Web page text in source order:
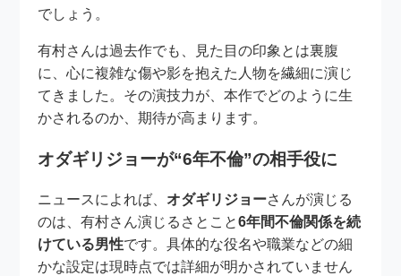
でしょう。
有村さんは過去作でも、見た目の印象とは裏腹
に、心に複雑な傷や影を抱えた人物を繊細に演じ
てきました。その演技力が、本作でどのように生
かされるのか、期待が高まります。
オダギリジョーが“6年不倫”の相手役に
ニュースによれば、 オダギリジョーさんが演じる
のは、有村さん演じるさとこと6年間不倫関係を続
けている男性です。具体的な役名や職業などの細
かな設定は現時点では詳細が明かされていません